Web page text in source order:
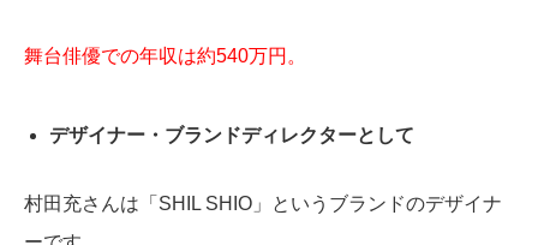
舞台俳優での年収は約540万円。
デザイナー・ブランドディレクターとして
村田充さんは「SHIL SHIO」というブランドのデザイナ